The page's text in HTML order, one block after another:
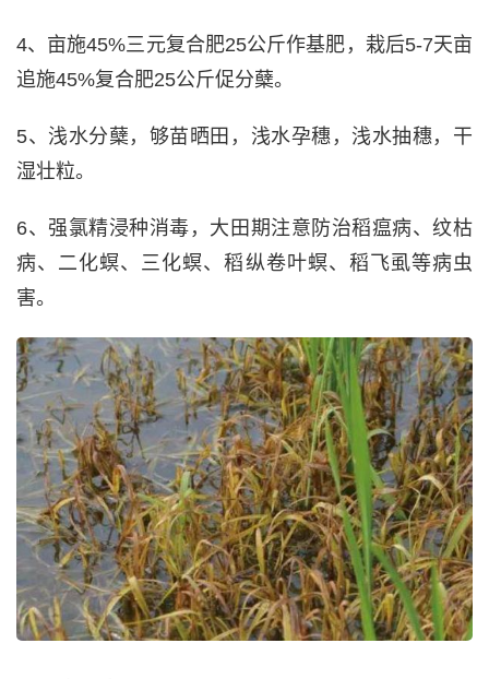
4、亩施45%三元复合肥25公斤作基肥，栽后5-7天亩
追施45%复合肥25公斤促分蘖。
5、浅水分蘖，够苗晒田，浅水孕穗，浅水抽穗，干
湿壮粒。
6、强氯精浸种消毒，大田期注意防治稻瘟病、纹枯
病、二化螟、三化螟、稻纵卷叶螟、稻飞虱等病虫
害。